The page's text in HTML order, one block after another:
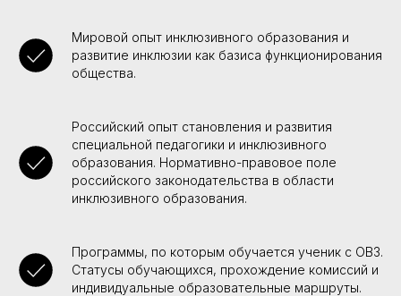
Мировой опыт инклюзивного образования и
развитие инклюзии как базиса функционирования
общества.
Российский опыт становления и развития
специальной педагогики и инклюзивного
образования. Нормативно-правовое поле
российского законодательства в области
инклюзивного образования.
Программы, по которым обучается ученик с ОВЗ.
Статусы обучающихся, прохождение комиссий и
индивидуальные образовательные маршруты.